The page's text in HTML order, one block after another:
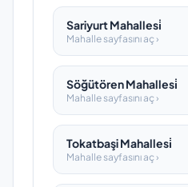
Sariyurt Mahallesi̇
Mahalle sayfasını aç ›
Söğütören Mahallesi̇
Mahalle sayfasını aç ›
Tokatbaşi Mahallesi̇
Mahalle sayfasını aç ›